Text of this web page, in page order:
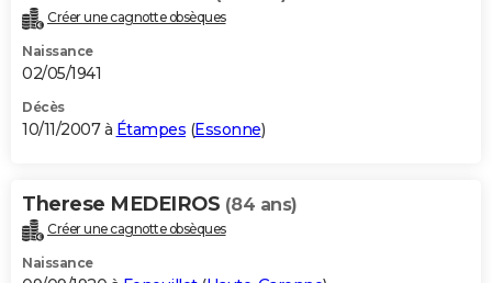
Créer une cagnotte obsèques
Naissance
02/05/1941
Décès
10/11/2007 à Étampes (Essonne)
Therese MEDEIROS (84 ans)
Créer une cagnotte obsèques
Naissance